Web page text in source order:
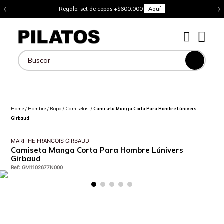
‹ Regalo: set de copas +$600.000 Aquí ›
Buscar
Hombre Ropa Camisetas
Camiseta Manga Corta Para Hombre Lúnivers
Girbaud
MARITHE FRANCOIS GIRBAUD
Camiseta Manga Corta Para Hombre Lúnivers
Girbaud
Ref:GM1102677N000